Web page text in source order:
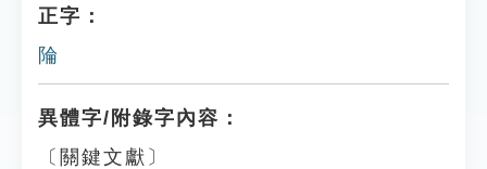
正字：
陯
異體字/附錄字內容：
〔關鍵文獻〕